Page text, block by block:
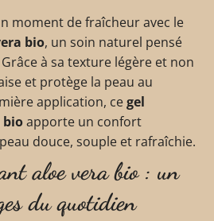
moment de fraîcheur avec le
bio, un soin naturel pensé
à sa texture légère et non
et protège la peau au
application, cegel
bioapporte un confort
douce, souple et rafraîchie.
aloe vera bio : un
du quotidien